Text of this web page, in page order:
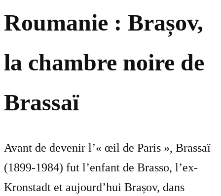
Roumanie : Brașov,
la chambre noire de
Brassaï
Avant de devenir l’« œil de Paris », Brassaï
(1899-1984) fut l’enfant de Brasso, l’ex-
Kronstadt et aujourd’hui Brașov, dans